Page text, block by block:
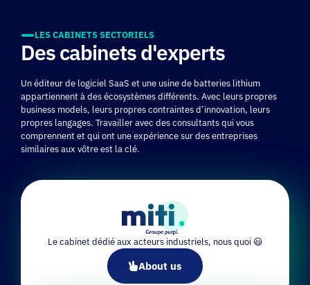
LES CABINETS SECTORIELS
Des cabinets d'experts
Un éditeur de logiciel SaaS et une usine de batteries lithium
appartiennent à des écosystèmes différents. Avec leurs propres
business models, leurs propres contraintes d’innovation, leurs
propres langages. Travailler avec des consultants qui vous
comprennent et qui ont une expérience sur des entreprises
similaires aux vôtre est la clé.
Le cabinet dédié aux acteurs industriels, nous quoi 😃
About us